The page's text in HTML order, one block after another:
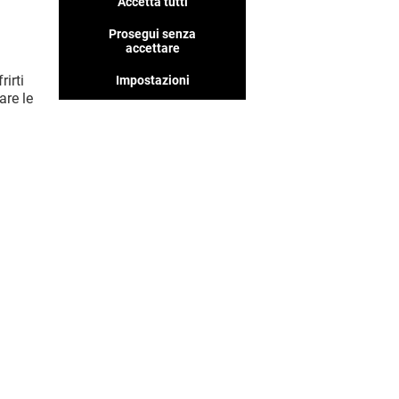
Abbiamo tanti negozi che
pensiamo ti piaceranno, non
le
Prosegui senza
accettare
Impostazioni